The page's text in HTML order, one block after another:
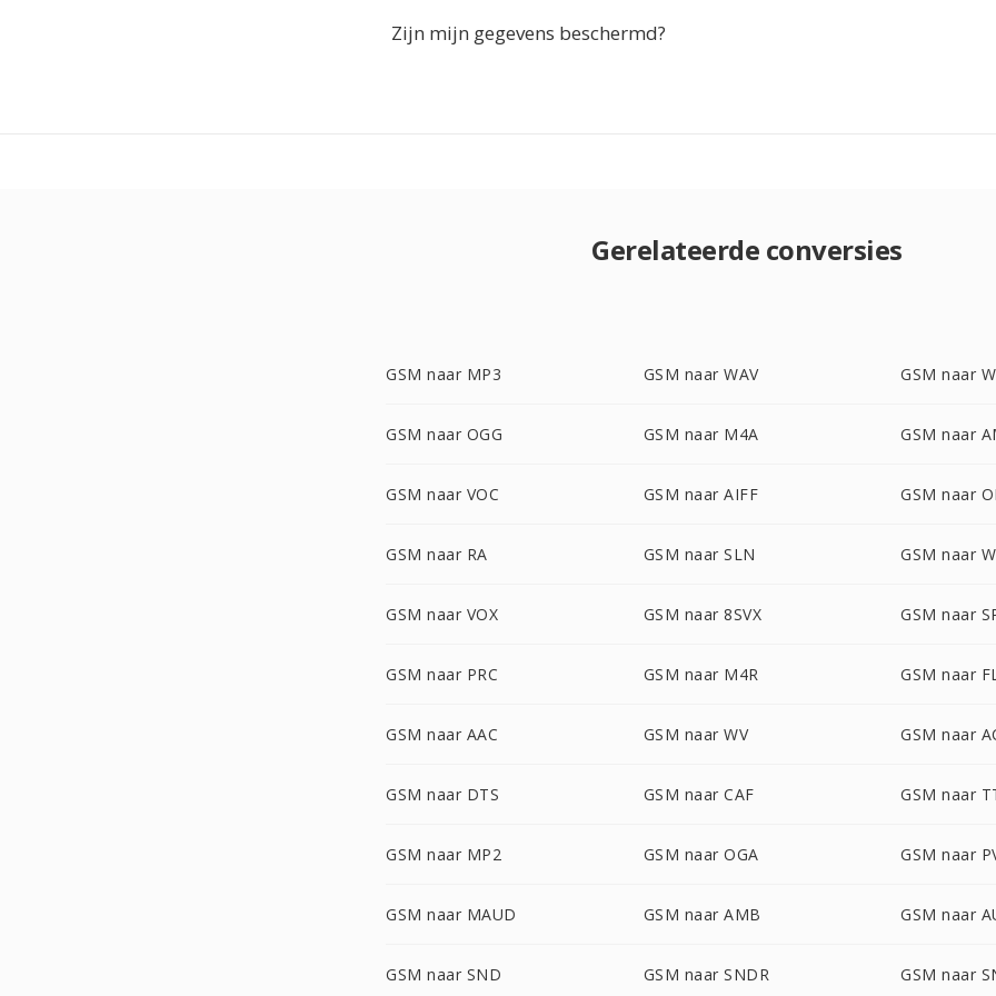
Zijn mijn gegevens beschermd?
Gerelateerde conversies
GSM naar MP3 GSM naar WAV GSM naar
GSM naar OGG GSM naar M4A GSM naar
GSM naar VOC GSM naar AIFF GSM naar
GSM naar RA GSM naar SLN GSM naar
GSM naar VOX GSM naar 8SVX GSM naar
GSM naar PRC GSM naar M4R GSM naar
GSM naar AAC GSM naar WV GSM naar
GSM naar DTS GSM naar CAF GSM naar
GSM naar MP2 GSM naar OGA GSM naar
GSM naar MAUD GSM naar AMB GSM naar
GSM naar SND GSM naar SNDR GSM naar